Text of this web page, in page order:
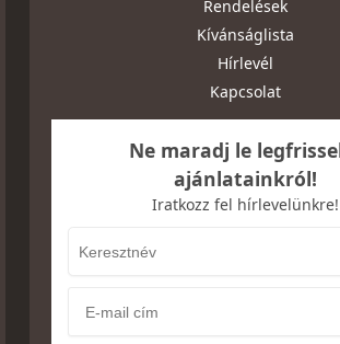
Rendelések
Kívánságlista
Hírlevél
Kapcsolat
Ne maradj le
ajánlatainkról!
Iratkozz fel hírlevelünkre!